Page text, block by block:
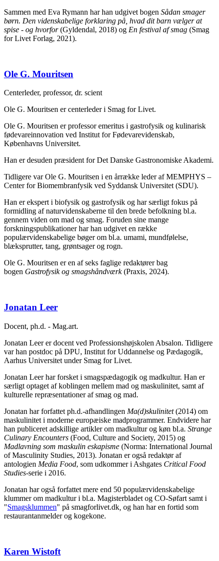
Sammen med Eva Rymann har han udgivet bogen Sådan smager
børn. Den videnskabelige forklaring på, hvad dit barn vælger at
spise - og hvorfor(Gyldendal, 2018) og En festival af smag (Smag
for Livet Forlag, 2021).
Ole G. Mouritsen
Centerleder, professor, dr. scient
Ole G. Mouritsen er centerleder i Smag for Livet.
Ole G. Mouritsen er professor emeritus i gastrofysik og kulinarisk
fødevareinnovation ved Institut for Fødevarevidenskab,
Københavns Universitet.
Han er desuden præsident for Det Danske Gastronomiske Akademi.
Tidligere var Ole G. Mouritsen i en årrække leder af MEMPHYS –
Center for Biomembranfysik ved Syddansk Universitet (SDU).
Han er ekspert i biofysik og gastrofysik og har særligt fokus på
formidling af naturvidenskaberne til den brede befolkning bl.a.
gennem viden om mad og smag. Foruden sine mange
forskningspublikationer har han udgivet en række
populærvidenskabelige bøger om bl.a. umami, mundfølelse,
blæksprutter, tang, grøntsager og rogn.
Ole G. Mouritsen er en af seks faglige redaktører bag
bogen Gastrofysik og smagshåndværk(Praxis, 2024).
Jonatan Leer
Docent, ph.d. - Mag.art.
Jonatan Leer er docent ved Professionshøjskolen Absalon. Tidligere
var han postdoc på DPU, Institut for Uddannelse og Pædagogik,
Aarhus Universitet under Smag for Livet.
Jonatan Leer har forsket i smagspædagogik og madkultur. Han er
særligt optaget af koblingen mellem mad og maskulinitet, samt af
kulturelle repræsentationer af smag og mad.
Jonatan har forfattet ph.d.-afhandlingen Ma(d)skulinitet(2014) om
maskulinitet i moderne europæiske madprogrammer. Endvidere har
han publiceret adskillige artikler om madkultur og køn bl.a. Strange
Culinary Encounters (Food, Culture and Society, 2015) og
Madlavning som maskulin eskapisme (Norma: International Journal
of Masculinity Studies, 2013). Jonatan er også redaktør af
antologien Media Food, som udkommer i Ashgates Critical Food
Studies-serie i 2016.
Jonatan har også forfattet mere end 50 populærvidenskabelige
klummer om madkultur i bl.a. Magisterbladet og CO-Søfart samt i
"Smagsklummen" på smagforlivet.dk og han har en fortid som
restaurantanmelder og kogekone.
Karen Wistoft